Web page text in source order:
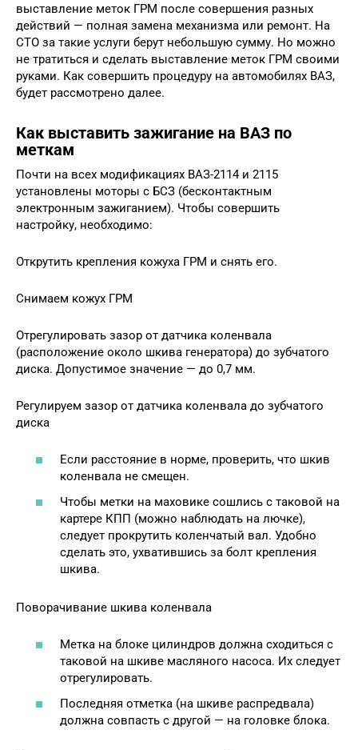
выставление меток ГРМ после совершения разных
действий — полная замена механизма или ремонт. На
СТО за такие услуги берут небольшую сумму. Но можно
не тратиться и сделать выставление меток ГРМ своими
руками. Как совершить процедуру на автомобилях ВАЗ,
будет рассмотрено далее.
Как выставить зажигание на ВАЗ по
меткам
Почти на всех модификациях ВАЗ-2114 и 2115
установлены моторы с БСЗ (бесконтактным
электронным зажиганием). Чтобы совершить
настройку, необходимо:
Открутить крепления кожуха ГРМ и снять его.
Снимаем кожух ГРМ
Отрегулировать зазор от датчика коленвала
(расположение около шкива генератора) до зубчатого
диска. Допустимое значение — до 0,7 мм.
Регулируем зазор от датчика коленвала до зубчатого
диска
Если расстояние в норме, проверить, что шкив
коленвала не смещен.
Чтобы метки на маховике сошлись с таковой на
картере КПП (можно наблюдать на лючке),
следует прокрутить коленчатый вал. Удобно
сделать это, ухватившись за болт крепления
шкива.
Поворачивание шкива коленвала
Метка на блоке цилиндров должна сходиться с
таковой на шкиве масляного насоса. Их следует
отрегулировать.
Последняя отметка (на шкиве распредвала)
должна совпасть с другой — на головке блока.